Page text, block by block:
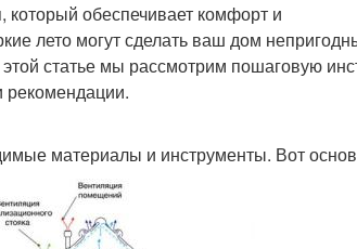
обеспечивает комфорт и
лето могут сделать ваш дом
статье мы рассмотрим пошаговую
материалы и инструменты. Вот